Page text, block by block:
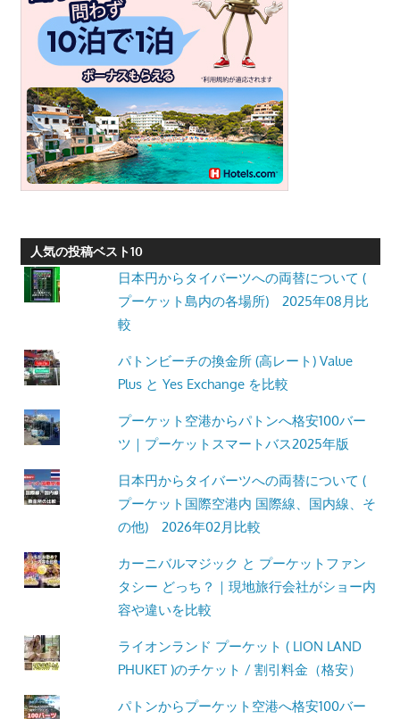
人気の投稿ベスト10
日本円からタイバーツへの両替について (
プーケット島内の各場所) 2025年08月比
較
パトンビーチの換金所 (高レート) Value
Plus と Yes Exchange を比較
プーケット空港からパトンへ格安100バー
ツ｜プーケットスマートバス2025年版
日本円からタイバーツへの両替について (
プーケット国際空港内 国際線、国内線、そ
の他) 2026年02月比較
カーニバルマジック と プーケットファン
タシー どっち？｜現地旅行会社がショー内
容や違いを比較
ライオンランド プーケット ( LION LAND
PHUKET )のチケット / 割引料金（格安）
パトンからプーケット空港へ格安100バー